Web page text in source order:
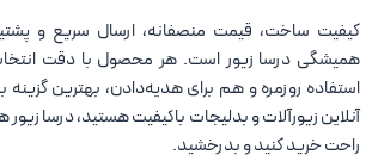
کیفیت ساخت، قیمت منصفانه، ارسال سریع و
همیشگی درسا زیور است. هر محصول با دقت
استفاده روزمره و هم برای هدیه‌دادن، بهترین گزینه
آنلاین زیورآلات و بدلیجات باکیفیت هستید، درسا
راحت خرید کنید و بدرخشید.